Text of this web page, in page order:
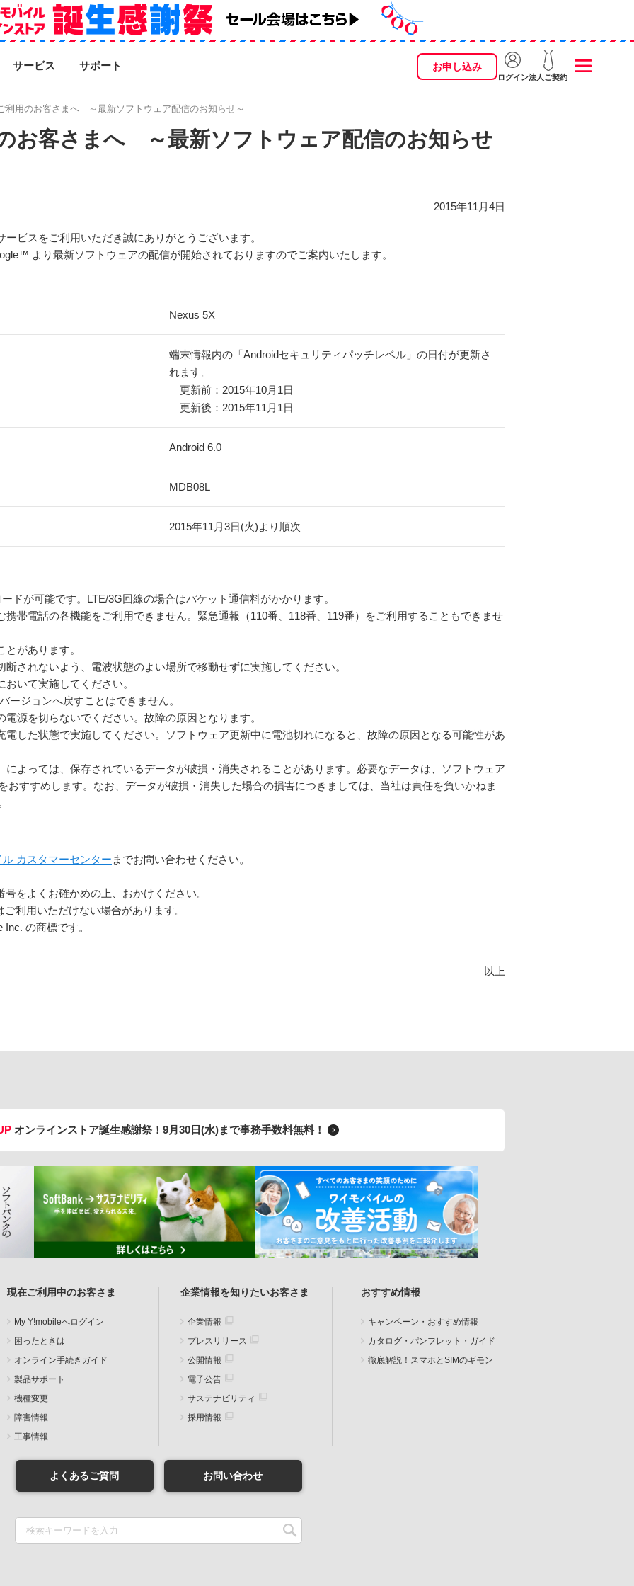
サービス サポート お申し込み
ログイン法人ご契約
利用のお客さまへ ～最新ソフトウェア配信のお知らせ～
お客さまへ ～最新ソフトウェア配信のお知らせ
2015年11月4日
ビスをご利用いただき誠にありがとうございます。
より最新ソフトウェアの配信が開始されておりますのでご案内いたします。
Nexus 5X
端末情報内の「Androidセキュリティパッチレベル」の日付が更新さ
れます。
更新前：2015年10月1日
更新後：2015年11月1日
Android 6.0
MDB08L
2015年11月3日(火)より順次
ドが可能です。LTE/3G回線の場合はパケット通信料がかかります。
帯電話の各機能をご利用できません。緊急通報（110番、118番、119番）をご利用することもできませ
があります。
されないよう、電波状態のよい場所で移動せずに実施してください。
いて実施してください。
ージョンへ戻すことはできません。
源を切らないでください。故障の原因となります。
した状態で実施してください。ソフトウェア更新中に電池切れになると、故障の原因となる可能性があ
よっては、保存されているデータが破損・消失されることがあります。必要なデータは、ソフトウェア
おすすめします。なお、データが破損・消失した場合の損害につきましては、当社は責任を負いかねま
カスタマーセンター までお問い合わせください。
をよくお確かめの上、おかけください。
利用いただけない場合があります。
の商標です。
以上
オンラインストア誕生感謝祭！ 9月30日(水)まで事務手数料無料！
現在ご利用中のお客さま
My Y!mobileへログイン
困ったときは
オンライン手続きガイド
製品サポート
機種変更
障害情報
工事情報
企業情報を知りたいお客さま
企業情報
プレスリリース
公開情報
電子公告
サステナビリティ
採用情報
おすすめ情報
キャンペーン・おすすめ情報
カタログ・パンフレット・ガイド
徹底解説！スマホとSIMのギモン
よくあるご質問 お問い合わせ